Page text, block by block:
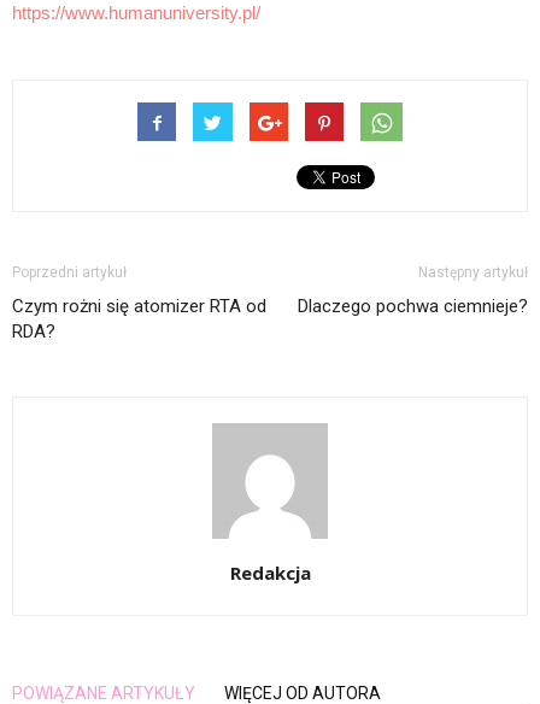
https://www.humanuniversity.pl/
Poprzedni artykuł
Czym rożni się atomizer RTA od
RDA?
Następny artykuł
Dlaczego pochwa ciemnieje?
Redakcja
POWIĄZANE ARTYKUŁY WIĘCEJ OD AUTORA